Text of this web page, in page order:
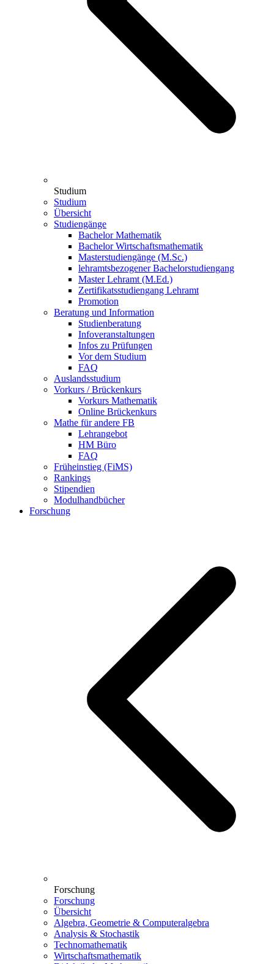
Studium
Studium
Übersicht
Studiengänge
Bachelor Mathematik
Bachelor Wirtschaftsmathematik
Masterstudiengänge (M.Sc.)
lehramtsbezogener Bachelorstudiengang
Master Lehramt (M.Ed.)
Zertifikatsstudiengang Lehramt
Promotion
Beratung und Information
Studienberatung
Infoveranstaltungen
Infos zu Prüfungen
Vor dem Studium
FAQ
Auslandsstudium
Vorkurs / Brückenkurs
Vorkurs Mathematik
Online Brückenkurs
Mathe für andere FB
Lehrangebot
HM Büro
FAQ
Früheinstieg (FiMS)
Rankings
Stipendien
Modulhandbücher
Forschung
Forschung
Forschung
Übersicht
Algebra, Geometrie & Computeralgebra
Analysis & Stochastik
Technomathematik
Wirtschaftsmathematik